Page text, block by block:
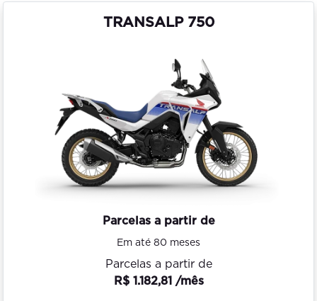
TRANSALP 750
Parcelas a partir de
Em até 80 meses
Parcelas a partir de
R$ 1.182,81 /mês